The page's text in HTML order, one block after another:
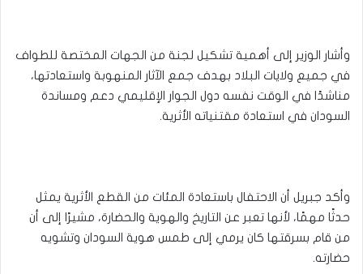
وأشار الوزير إلى أهمية تشكيل لجنة من الجهات المختصة للطواف
في جميع ولايات البلاد بهدف جمع الآثار المنهوبة واستعادتها،
مناشدًا في الوقت نفسه دول الجوار الإقليمي دعم ومساندة
السودان في استعادة مقتنياته الأثرية.
وأكد جبريل أن الاحتفال باستعادة المئات من القطع الأثرية يمثل
حدثًا مهمًا، لأنها تعبر عن التاريخ والهوية والحضارة، مشيرًا إلى أن
من قام بسرقتها كان يرمي إلى طمس هوية السودان وتشويه
حضارته.